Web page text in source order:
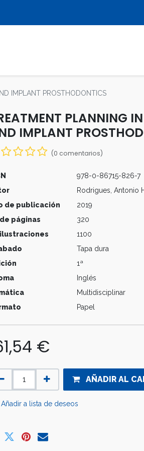
IMPLANT PROSTHODONTICS
PLANNING
IMPLANT
(0 comentarios)
978-0-86715-826-7
Rodrigues, Antonio
de publicación
2019
de páginas
320
ilustraciones
1100
Tapa dura
1ª
Inglés
Multidisciplinar
Papel
€
AÑADIR AL
Añadir a lista de deseos